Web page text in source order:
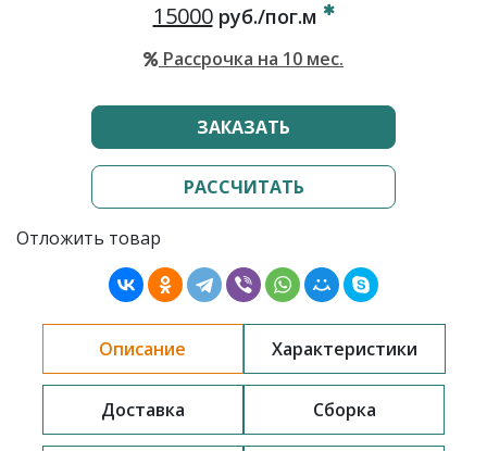
15000руб./пог.м
Рассрочка на 10 мес.
ЗАКАЗАТЬ
РАССЧИТАТЬ
Отложить товар
Описание Характеристики
Доставка Сборка